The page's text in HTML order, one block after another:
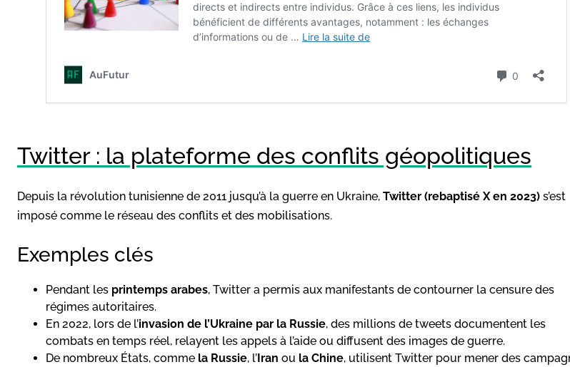
Twitter : la plateforme des conflits géopolitiques
Depuis la révolution tunisienne de 2011 jusqu’à la guerre en Ukraine, Twitter (rebaptisé X en 2023) s’est
imposé comme le réseau des conflits et des mobilisations.
Exemples clés
Pendant les printemps arabes, Twitter a permis aux manifestants de contourner la censure des
régimes autoritaires.
En 2022, lors de l’invasion de l’Ukraine par la Russie, des millions de tweets documentent les
combats en temps réel, relayent les appels à l’aide ou diffusent des images de guerre.
De nombreux États, comme la Russie, l’Iran ou la Chine, utilisent Twitter pour mener des